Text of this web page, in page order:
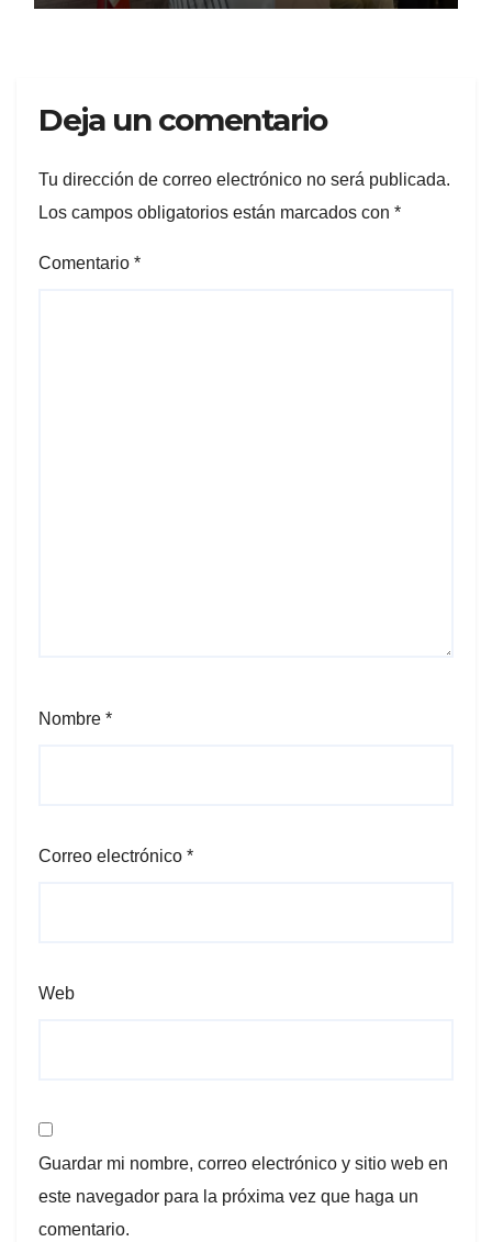
economía de Morelos
Deja un comentario
Tu dirección de correo electrónico no será publicada.
Los campos obligatorios están marcados con *
Comentario *
Nombre *
Correo electrónico *
Web
Guardar mi nombre, correo electrónico y sitio web en
este navegador para la próxima vez que haga un
comentario.